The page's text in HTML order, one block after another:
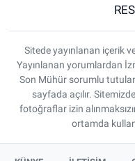
Sitede yayınlanan içerik
Yayınlanan yorumlardan
Son Mühür sorumlu
sayfada açılır.
fotoğraflar izin
ortamda